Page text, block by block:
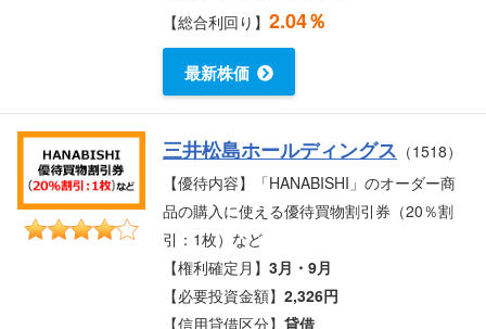
【総合利回り】2.04％
最新株価
三井松島ホールディングス （1518）
【優待内容】「HANABISHI」のオーダー商
品の購入に使える優待買物割引券（20％割
引：1枚）など
【権利確定月】3月・9月
【必要投資金額】2,326円
【信用貸借区分】貸借